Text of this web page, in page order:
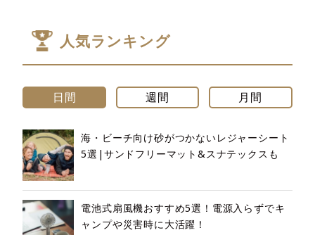
人気ランキング
日間 週間 月間
海・ビーチ向け砂がつかないレジャーシート
5選|サンドフリーマット&スナテックスも
電池式扇風機おすすめ5選！電源入らずでキ
ャンプや災害時に大活躍！